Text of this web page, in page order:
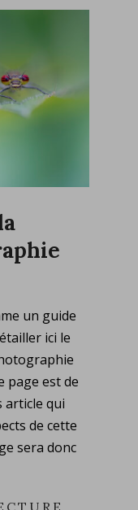
un guide
ici le
page est de
article qui
de cette
sera donc